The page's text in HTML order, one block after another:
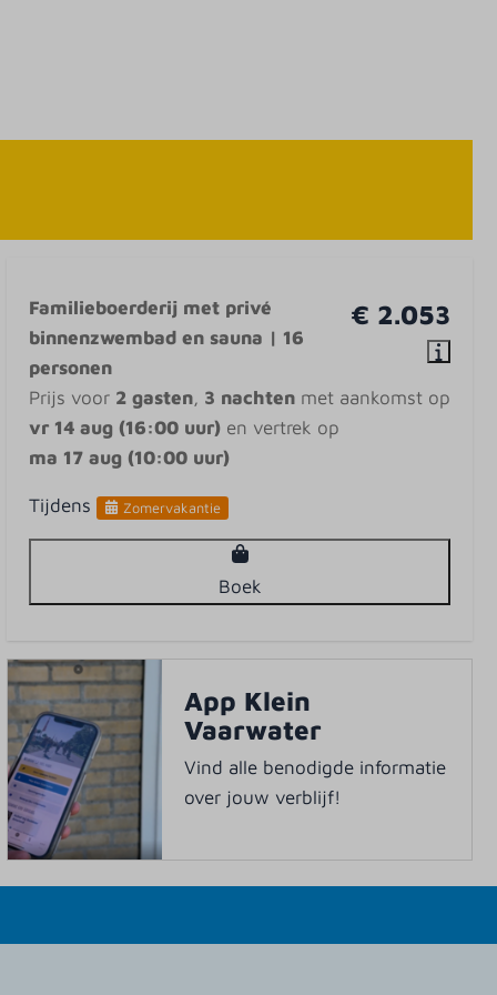
€ 2.053
Familieboerderij met privé
binnenzwembad en sauna | 16
personen
Prijs voor 2 gasten, 3 nachten met aankomst op
vr 14 aug (16:00 uur) en vertrek op
ma 17 aug (10:00 uur)
Tijdens Zomervakantie
Boek
App Klein
Vaarwater
Vind alle benodigde informatie
over jouw verblijf!